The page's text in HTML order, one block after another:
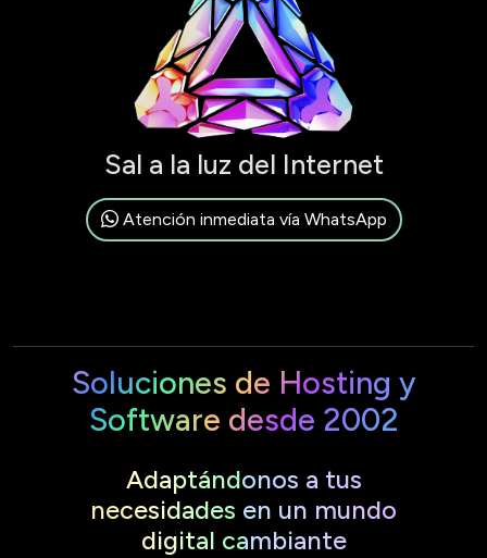
Sal a la luz del Internet
Atención inmediata vía WhatsApp
Soluciones de Hosting y
Software desde 2002
Adaptándonos a tus
necesidades en un mundo
digital cambiante